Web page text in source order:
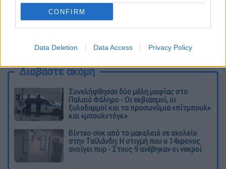
CONFIRM
Data Deletion Data Access Privacy Policy
Διαβάστε ακόμη
Συνελήφθησαν δύο μέλη μαφίας στο
Παλαιό Φάληρο - Οι εκβιασμοί, οι
ξυλοδαρμοί και τα προσωνύμια «πίτμπουλ»
και «μπουλντόγκ»
Βίντεο-σοκ από το μακελειό σε σχολείο
στην Ταϊλάνδη: Η στιγμή που ο 14χρονος
ανοίγει πυρ - Στους 9 ανέβηκαν οι νεκροί